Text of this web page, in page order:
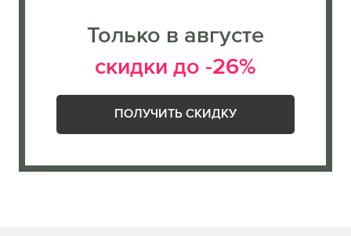
Только в августе
скидки до -26%
ПОЛУЧИТЬ СКИДКУ